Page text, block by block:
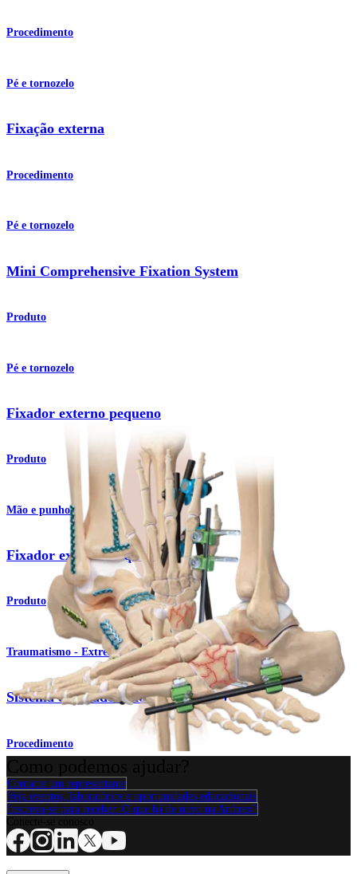
Procedimento
Pé e tornozelo
Fixação externa
Procedimento
Pé e tornozelo
Mini Comprehensive Fixation System
Produto
Pé e tornozelo
Fixador externo pequeno
Produto
Mão e punho
Fixador externo pequeno
Produto
Traumatismo - Extremidades superiores
Sistema de fixador externo pequeno
Procedimento
Contacte um representante
Veja eventos, laboratórios e oportunidades educacionais
Inscreva-se para receber: O que há de novo na Arthrex?